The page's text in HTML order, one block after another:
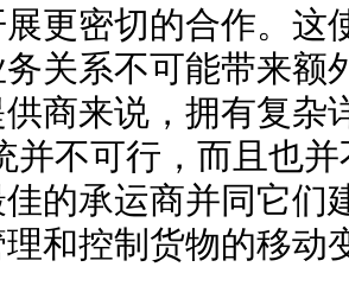
更密切的合作。这
关系不可能带来额
商来说，拥有复杂
并不可行，而且也
的承运商并同它们
和控制货物的移动